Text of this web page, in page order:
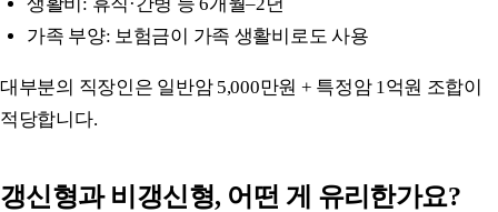
가족 부양: 보험금이 가족 생활비로도 사용
대부분의 직장인은 일반암 5,000만원 + 특정암 1억원 조합이
적당합니다.
갱신형과 비갱신형, 어떤 게 유리한가요?